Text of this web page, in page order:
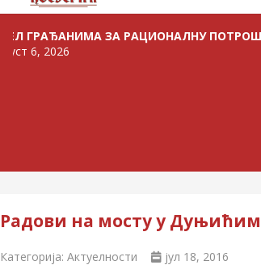
ЗА РАЦИОНАЛНУ ПОТРОШЊУ ВОДЕ
Радови на мосту у
Категорија: Актуелности јул 18, 2016